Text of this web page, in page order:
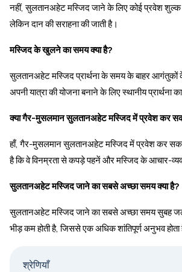
नहीं, सुलतानअहेट मस्जिद जाने के लिए कोई प्रवेश शुल्क
लेकिन दान की सराहना की जाती है।
मस्जिद के खुलने का समय क्या है?
सुलतानअहेट मस्जिद प्रार्थना के समय के बाहर
अपनी यात्रा की योजना बनाने के लिए स्थानीय प्रार्थना
क्या गैर-मुसलमान सुलतानअहेट मस्जिद में प्रवेश कर
हाँ, गैर-मुसलमान सुलतानअहेट मस्जिद में प्रवेश कर
है कि वे विनम्रता से कपड़े पहनें और मस्जिद के आचार-
सुलतानअहेट मस्जिद जाने का सबसे अच्छा समय क्या है?
सुलतानअहेट मस्जिद जाने का सबसे अच्छा समय सुबह
भीड़ कम होती है, जिससे एक अधिक शांतिपूर्ण अनुभव होता
श्रेणियाँ